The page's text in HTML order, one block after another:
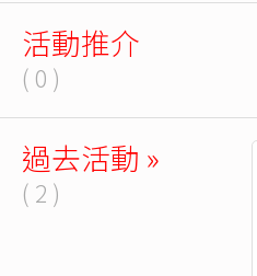
活動推介
( 0 )
過去活動 »
( 2 )